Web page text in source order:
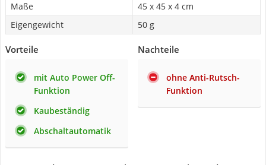
Maße
45 x 45 x 4 cm
Eigengewicht
50 g
Vorteile
mit Auto Power Off-
Funktion
Kaubeständig
Abschaltautomatik
Nachteile
ohne Anti-Rutsch-
Funktion